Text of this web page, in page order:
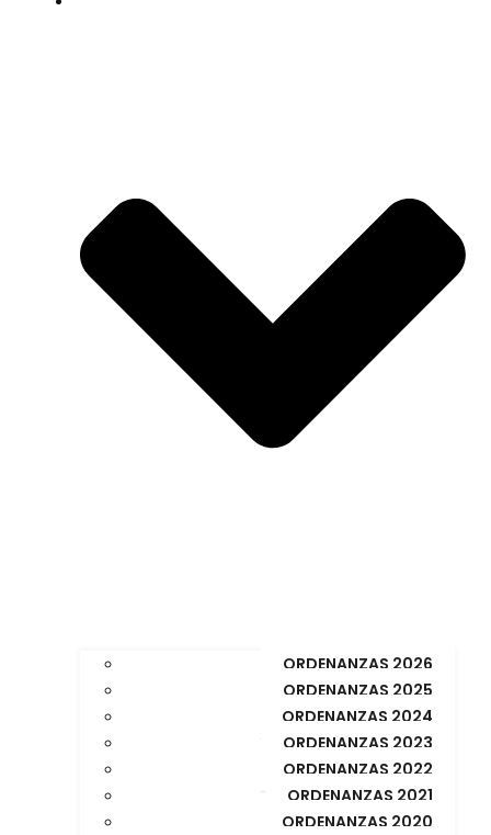
ORDENANZAS 2026
ORDENANZAS 2025
ORDENANZAS 2024
ORDENANZAS 2023
ORDENANZAS 2022
ORDENANZAS 2021
ORDENANZAS 2020